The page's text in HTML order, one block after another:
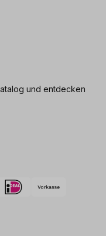
und entdecken